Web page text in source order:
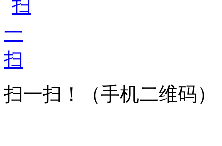
扫一扫！ （手机二维码）